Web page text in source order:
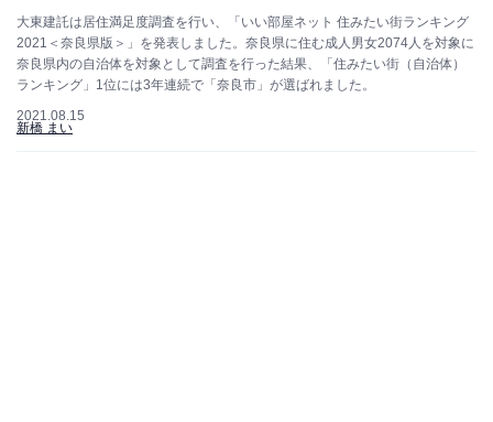
大東建託は居住満足度調査を行い、「いい部屋ネット 住みたい街ランキング
2021＜奈良県版＞」を発表しました。奈良県に住む成人男女2074人を対象に
奈良県内の自治体を対象として調査を行った結果、「住みたい街（自治体）
ランキング」1位には3年連続で「奈良市」が選ばれました。
2021.08.15
新橋 まい